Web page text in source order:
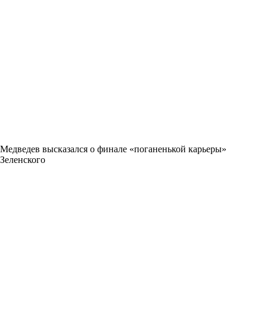
Медведев высказался о финале «поганенькой карьеры»
Зеленского